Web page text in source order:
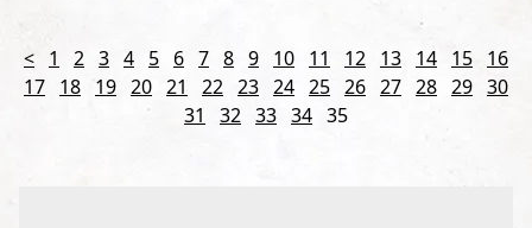
< 1 2 3 4 5 6 7 8 9 10 11 12 13 14 15 16
17 18 19 20 21 22 23 24 25 26 27 28 29 30
31
32 33 34 35